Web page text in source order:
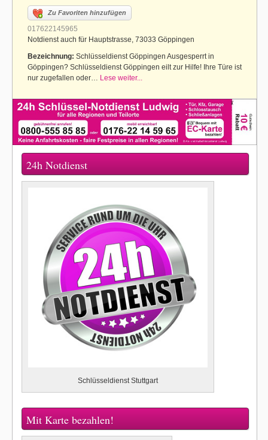
Zu Favoriten hinzufügen
017622145965
Notdienst auch für Hauptstrasse, 73033 Göppingen
Bezeichnung: Schlüsseldienst Göppingen Ausgesperrt in
Göppingen? Schlüsseldienst Göppingen eilt zur Hilfe! Ihre Türe ist
nur zugefallen oder… Lese weiter...
24h Notdienst
Schlüsseldienst Stuttgart
Mit Karte bezahlen!